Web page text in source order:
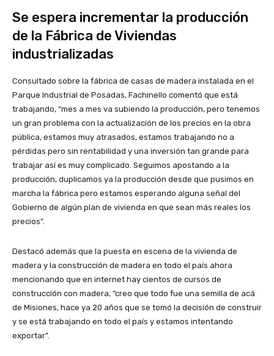
Se espera incrementar la producción
de la Fábrica de Viviendas
industrializadas
Consultado sobre la fábrica de casas de madera instalada en el
Parque Industrial de Posadas, Fachinello comentó que está
trabajando, “mes a mes va subiendo la producción, pero tenemos
un gran problema con la actualización de los precios en la obra
pública, estamos muy atrasados, estamos trabajando no a
pérdidas pero sin rentabilidad y una inversión tan grande para
trabajar así es muy complicado. Seguimos apostando a la
producción, duplicamos ya la producción desde que pusimos en
marcha la fábrica pero estamos esperando alguna señal del
Gobierno de algún plan de vivienda en que sean más reales los
precios”.
Destacó además que la puesta en escena de la vivienda de
madera y la construcción de madera en todo el país ahora
mencionando que en internet hay cientos de cursos de
construcción con madera, “creo que todo fue una semilla de acá
de Misiones, hace ya 20 años que se tomó la decisión de construir
y se está trabajando en todo el país y estamos intentando
exportar”.